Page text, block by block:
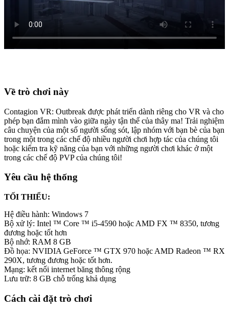
Về trò chơi này
Contagion VR: Outbreak được phát triển dành riêng cho VR và cho
phép bạn đắm mình vào giữa ngày tận thế của thây ma! Trải nghiệm
câu chuyện của một số người sống sót, lập nhóm với bạn bè của bạn
trong một trong các chế độ nhiều người chơi hợp tác của chúng tôi
hoặc kiểm tra kỹ năng của bạn với những người chơi khác ở một
trong các chế độ PVP của chúng tôi!
Yêu cầu hệ thống
TỐI THIỂU:
Hệ điều hành: Windows 7
Bộ xử lý: Intel ™ Core ™ i5-4590 hoặc AMD FX ™ 8350, tương
đương hoặc tốt hơn
Bộ nhớ: RAM 8 GB
Đồ họa: NVIDIA GeForce ™ GTX 970 hoặc AMD Radeon ™ RX
290X, tương đương hoặc tốt hơn.
Mạng: kết nối internet băng thông rộng
Lưu trữ: 8 GB chỗ trống khả dụng
Cách cài đặt trò chơi